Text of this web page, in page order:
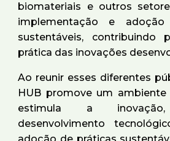
biomateriais e outros
implementação e
sustentáveis, contribuindo
prática das inovações
Ao reunir esses diferentes
HUB promove um
estimula a
desenvolvimento